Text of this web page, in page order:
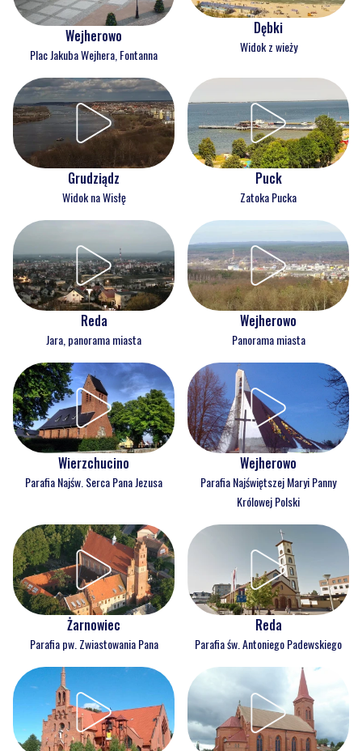
Wejherowo
Plac Jakuba Wejhera, Fontanna
Dębki
Widok z wieży
Grudziądz
Widok na Wisłę
Puck
Zatoka Pucka
Reda
Jara, panorama miasta
Wejherowo
Panorama miasta
Wierzchucino
Parafia Najśw. Serca Pana Jezusa
Wejherowo
Parafia Najświętszej Maryi Panny
Królowej Polski
Żarnowiec
Parafia pw. Zwiastowania Pana
Reda
Parafia św. Antoniego Padewskiego